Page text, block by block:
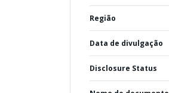
Região
Data de divulgação
Disclosure Status